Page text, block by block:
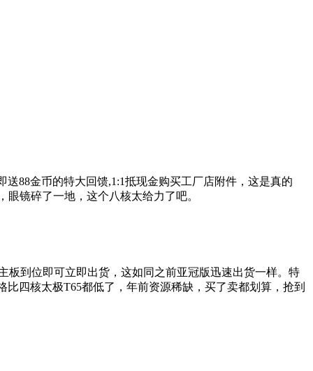
88金币的特大回馈,1:1抵现金购买工厂店附件，这是真的
眼镜碎了一地，这个八核太给力了吧。
到位即可立即出货，这如同之前亚冠版迅速出货一样。特
四核太极T65都低了，年前资源稀缺，买了卖都划算，抢到